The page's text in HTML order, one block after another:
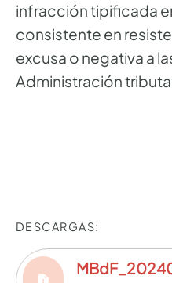
infracción tipificada
consistente en
excusa o negativa a
Administración
DESCARGAS: